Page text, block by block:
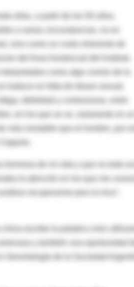
ellas, a partir de los 50 años,
a varias circunstancias, no es
sino como un costo inherente de
del Area Asistencial del Instituto
como algo común de la
debilidad y contracturas, entre
en los que se ve, solamente en
más inestable que el hombre, por
hermosa de mi vida y que no todo
la atención en los que me
recuperarme pero lo hice",
escribe la palabra crisis
y también una oportunidad
Gerontología de la Sociedad